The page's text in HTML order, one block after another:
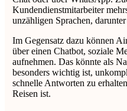
Kundendienstmitarbeiter
unzähligen Sprachen,
Im Gegensatz dazu können
über einen Chatbot, soziale
aufnehmen. Das könnte als
besonders wichtig ist,
schnelle Antworten zu
Reisen ist.